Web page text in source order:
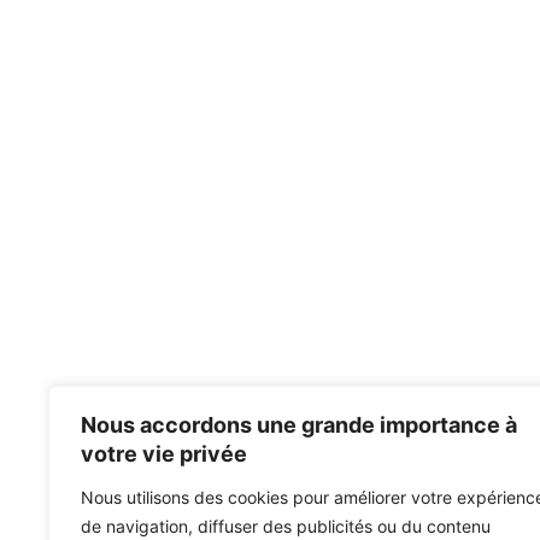
Nous accordons une grande importance à
votre vie privée
Nous utilisons des cookies pour améliorer votre
de navigation, diffuser des publicités ou du contenu